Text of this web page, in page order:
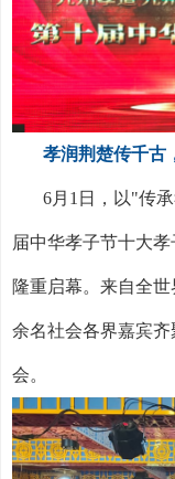
孝润荆楚传千古
6月 1 日，以"传
届中华孝子节十大
隆重启幕。来自全世
余名社会各界嘉宾
会。